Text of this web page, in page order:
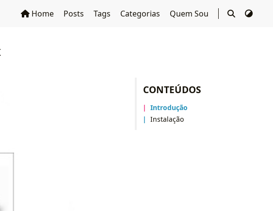
Home Posts Tags Categorias Quem Sou
CONTEÚDOS
Introdução
Instalação